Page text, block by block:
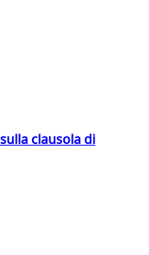
clausola di